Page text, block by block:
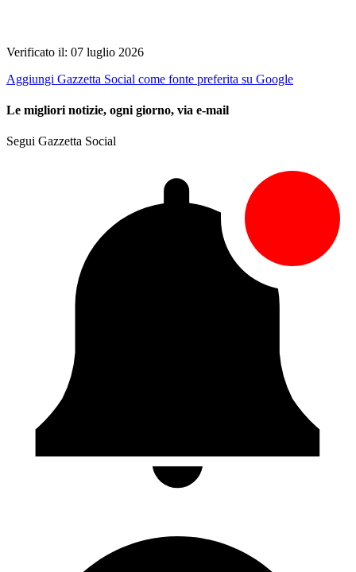
Verificato il: 07 luglio 2026
Aggiungi Gazzetta Social come fonte preferita su Google
Le migliori notizie, ogni giorno, via e-mail
Segui Gazzetta Social